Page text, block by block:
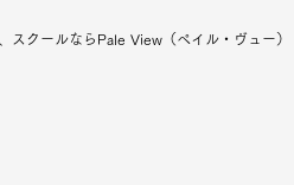
スクールならPale View（ペイル・ヴュー）